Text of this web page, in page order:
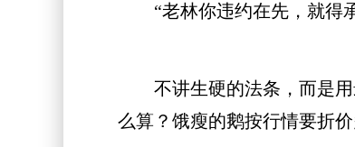
“老林你违约在先，就得承
不讲生硬的法条，而是用
么算？饿瘦的鹅按行情要折